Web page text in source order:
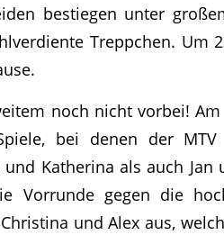
bestiegen unter
Treppchen. Um
noch nicht vorbei!
bei denen der
Katherina als auch
Vorrunde gegen die
und Alex aus,